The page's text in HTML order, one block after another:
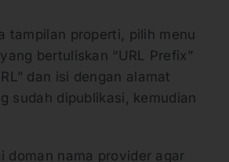
tampilan properti, pilih menu
bertuliskan “URL Prefix”
dan isi dengan alamat
sudah dipublikasi, kemudian
doman nama provider agar